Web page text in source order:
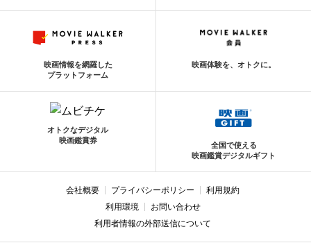
映画情報を網羅した
プラットフォーム
映画体験を、オトクに。
オトクなデジタル
映画鑑賞券
全国で使える
映画鑑賞デジタルギフト
会社概要 プライバシーポリシー
利用規約
利用環境
お問い合わせ
利用者情報の外部送信について